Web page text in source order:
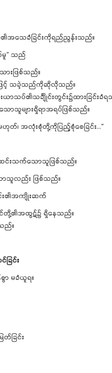
အသေခံခြင်းကိုရည်ညွန်းသည်။
မူ” သည်
းဖြစ်သည်။
ဖြင့် သခဲ့သည်ကိုဆိုလိုသည်။
ပ်၏သင်္ချိုင်းတွင်း၌ထားခြင်းခံရ
ာသူများရှိရာအရပ်ဖြစ်သည်။
၊ အလုံးစုံတို့ကိုပြည့်စုံစေခြင်း…”
းသက်သောသူဖြစ်သည်။
သူလည်း ဖြစ်သည်။
င်း၏အကျိုးဆက်
တို့၏အထွဋ်၌ ရှိနေသည်။
ည်။
ြင်း
ာ မခံယူရ။
ခြင်း